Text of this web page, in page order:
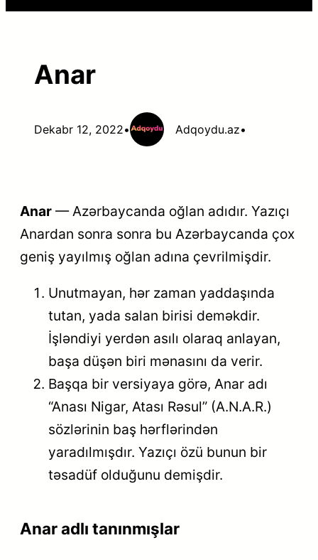
Anar
Dekabr 12, 2022• Adqoydu.az•
Anar — Azərbaycanda oğlan adıdır. Yazıçı
Anardan sonra sonra bu Azərbaycanda çox
geniş yayılmış oğlan adına çevrilmişdir.
Unutmayan, hər zaman yaddaşında
tutan, yada salan birisi deməkdir.
İşləndiyi yerdən asılı olaraq anlayan,
başa düşən biri mənasını da verir.
Başqa bir versiyaya görə, Anar adı
“Anası Nigar, Atası Rəsul” (A.N.A.R.)
sözlərinin baş hərflərindən
yaradılmışdır. Yazıçı özü bunun bir
təsadüf olduğunu demişdir.
Anar adlı tanınmışlar